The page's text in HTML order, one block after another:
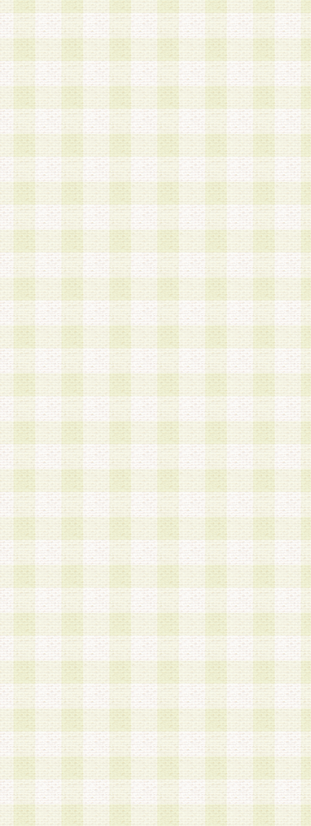
a.既に登録されている会員と同一のメールアドレ
録する場合
b.本サービスと同様のサービスを提供している企
業に従事していると思われる本人またはその家族
場合
c.その他当社が不適切と判断する場合
2.当社は、会員登録希望者を会員として承認する
した 場合、会員登録希望者による会員登録手続
による承認後の場合であっても、会員登録の取り
の抹消を、当社が適切と判 断する方法・手段に
とができるものとします。
3.会員登録希望者が18歳未満、成年被後見人、被
人 である場合は、親権者などの法定代理人の同
録を行うものとします。なお、義務教育学齢に該
者については、登録時に 当社が別途定める方法
権者による承認手続きを行うものとします。
第3条 会員の登録方法
1.会員登録手続きは、会員登録希望者本人が行う
る登録は一切認められないものとします。
2.会員登録希望者は、本規約に同意の後、当社指
画 面」において、当社が指定する必要事項を入
を行うものとします。当社は、会員登録を承認し
会員として本サービスを 受けるためのログイン
を付与します。
3.会員は、会員登録の際に申告する登録情報の全
いかなる虚偽の申告をも行ってはならないものと
4.会員は、複数のログインＩＤおよびパスワード
いものとします。
第4条 ログインIDおよびパスワードの管理
1.会員は、会員登録後、本サイト内にて本サービ
加する際には、前条に基づき当社から付与された
スワードを使用するものとします。
2.登録の際に当社が付与したログインIDおよびパ
の使用に関しては、全て会員本人がその責任を負
3.会員は、当社から付与されたログインIDおよび
貸与、名義変更、売買その他形態を問わず第三者
ならないものとします。
4.当社は、会員によるログインIDおよびパスワー
盗用など第三者の利用に伴う損害の発生について
き事由の有無、その他原因の如何を問わず、一切